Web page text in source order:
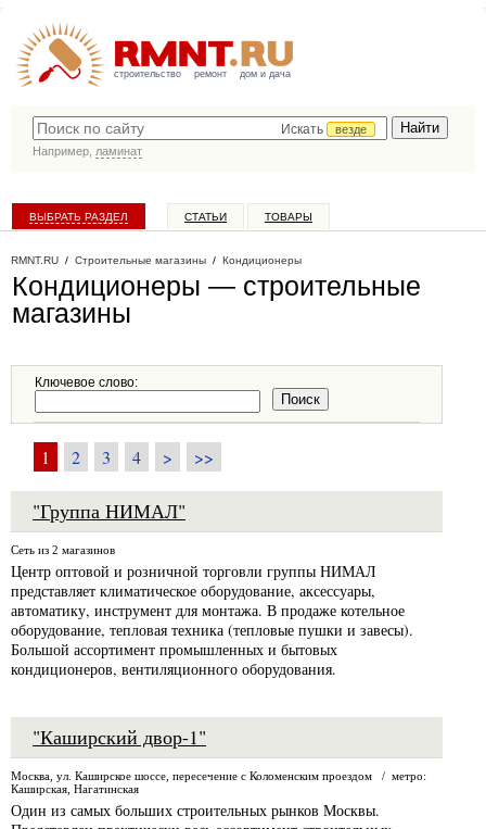
строительство ремонт дом и дача
Искать
везде
Например, ламинат
ВЫБРАТЬ РАЗДЕЛ СТАТЬИ ТОВАРЫ
RMNT.RU / Строительные магазины / Кондиционеры
Кондиционеры — строительные
магазины
Ключевое слово:
1 2 3 4 > >>
"Группа НИМАЛ"
Сеть из 2 магазинов
Центр оптовой и розничной торговли группы НИМАЛ
представляет климатическое оборудование, аксессуары,
автоматику, инструмент для монтажа. В продаже котельное
оборудование, тепловая техника (тепловые пушки и завесы).
Большой ассортимент промышленных и бытовых
кондиционеров, вентиляционного оборудования.
"Каширский двор-1"
Москва, ул. Каширское шоссе, пересечение с Коломенским проездом / метро:
Каширская, Нагатинская
Один из самых больших строительных рынков Москвы.